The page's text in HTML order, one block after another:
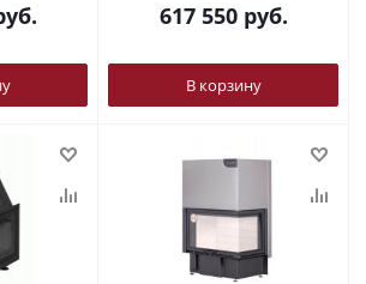
617 550руб.
В корзину